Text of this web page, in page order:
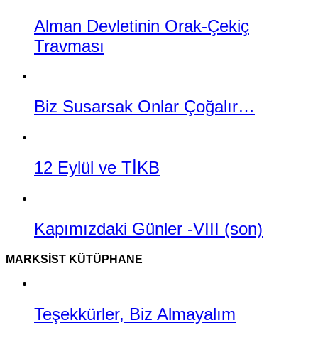
Alman Devletinin Orak-Çekiç
Travması
Biz Susarsak Onlar Çoğalır…
12 Eylül ve TİKB
Kapımızdaki Günler -VIII (son)
MARKSIST KÜTÜPHANE
Teşekkürler, Biz Almayalım